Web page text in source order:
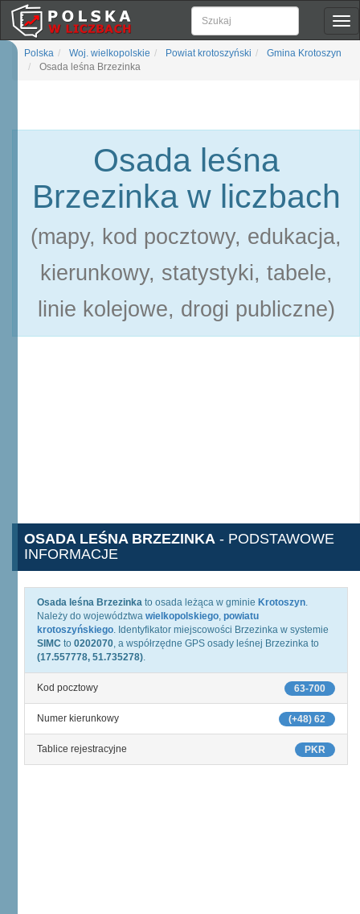
Polska Woj. wielkopolskie Powiat krotoszyński
Gmina Krotoszyn
Osada leśna Brzezinka
Osada leśna
Brzezinka w liczbach
(mapy, kod pocztowy, edukacja,
kierunkowy, statystyki, tabele,
linie kolejowe, drogi publiczne)
OSADA LEŚNA BRZEZINKA - PODSTAWOWE
INFORMACJE
Osada leśna Brzezinka to osada leżąca w gminie Krotoszyn.
Należy do województwa wielkopolskiego, powiatu
krotoszyńskiego. Identyfikator miejscowości Brzezinka w systemie
SIMC to 0202070, a współrzędne GPS osady leśnej Brzezinka to
(17.557778, 51.735278).
63-700
Kod pocztowy
(+48) 62
Numer kierunkowy
PKR
Tablice rejestracyjne